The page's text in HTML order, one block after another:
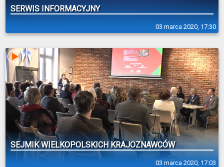
03 marca 2020, 17:30
SERWIS INFORMACYJNY
03 marca 2020, 17:03
SEJMIK WIELKOPOLSKICH KRAJOZNAWCÓW